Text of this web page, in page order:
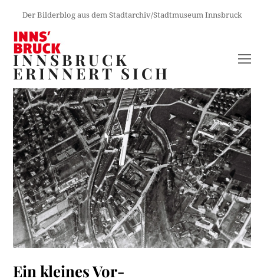
Der Bilderblog aus dem Stadtarchiv/Stadtmuseum Innsbruck
INNSBRUCK
ERINNERT SICH
Ein kleines Vor-